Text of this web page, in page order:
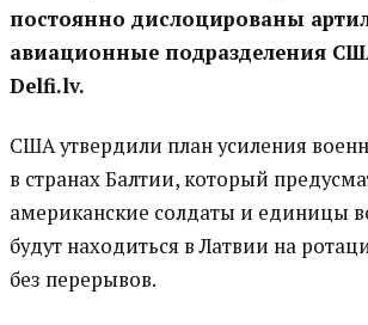
постоянно дислоцированы
авиационные подразделения
Delfi.lv.
США утвердили план усиления
в странах Балтии, который
американские солдаты и единицы
будут находиться в Латвии на
без перерывов.